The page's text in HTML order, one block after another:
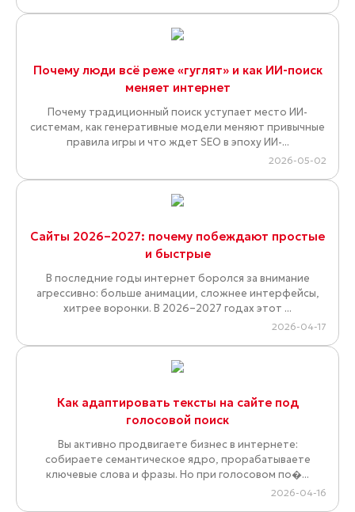
Почему люди всё реже «гуглят» и как ИИ-поиск
меняет интернет
Почему традиционный поиск уступает место ИИ-
системам, как генеративные модели меняют привычные
правила игры и что ждет SEO в эпоху ИИ-...
2026-05-02
Сайты 2026–2027: почему побеждают простые
и быстрые
В последние годы интернет боролся за внимание
агрессивно: больше анимации, сложнее интерфейсы,
хитрее воронки. В 2026–2027 годах этот ...
2026-04-17
Как адаптировать тексты на сайте под
голосовой поиск
Вы активно продвигаете бизнес в интернете:
собираете семантическое ядро, прорабатываете
ключевые слова и фразы. Но при голосовом по�...
2026-04-16